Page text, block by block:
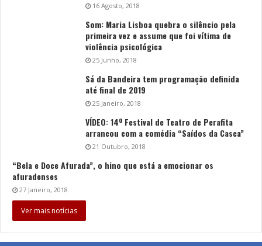
16 Agosto, 2018
Som: Maria Lisboa quebra o silêncio pela
primeira vez e assume que foi vítima de
violência psicológica
25 Junho, 2018
Sá da Bandeira tem programação definida
até final de 2019
25 Janeiro, 2018
VÍDEO: 14º Festival de Teatro de Perafita
arrancou com a comédia “Saídos da Casca”
21 Outubro, 2018
“Bela e Doce Afurada”, o hino que está a emocionar os
afuradenses
27 Janeiro, 2018
Ver mais notícias